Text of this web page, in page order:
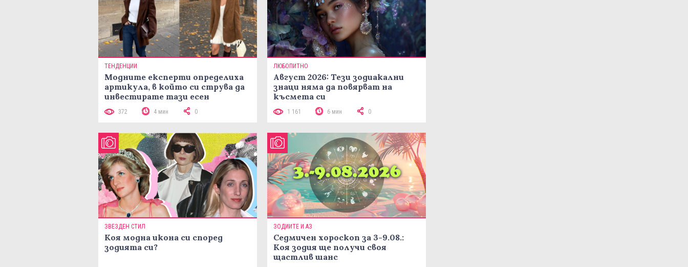
ТЕНДЕНЦИИ
Модните експерти определиха
артикула, в който си струва да
инвестирате тази есен
372 4 мин 0
ЛЮБОПИТНО
Август 2026: Тези зодиакални
знаци няма да повярват на
късмета си
1 161 6 мин 0
ЗВЕЗДЕН СТИЛ
Коя модна икона си според
зодията си?
ЗОДИИТЕ И АЗ
Седмичен хороскоп за 3-9.08.:
Коя зодия ще получи своя
щастлив шанс